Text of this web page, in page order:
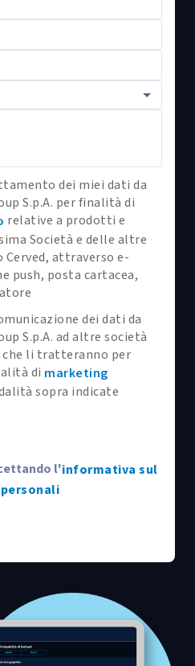
dei miei dati da
S.p.A. per finalità di
relative a prodotti e
Società e delle altre
Cerved, attraverso e-
push, posta cartacea,
dei dati da
S.p.A. ad altre società
che li tratteranno per
di marketing
sopra indicate
l'informativa sul